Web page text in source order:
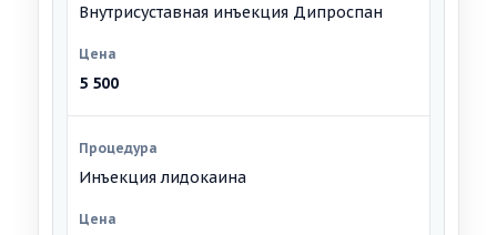
Внутрисуставная инъекция Дипроспан
5 500
Инъекция лидокаина